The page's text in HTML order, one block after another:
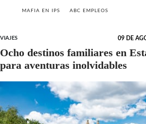
MAFIA EN IPS ABC EMPLEOS
VIAJES 09 DE
Ocho destinos familiares en
para aventuras inolvidables